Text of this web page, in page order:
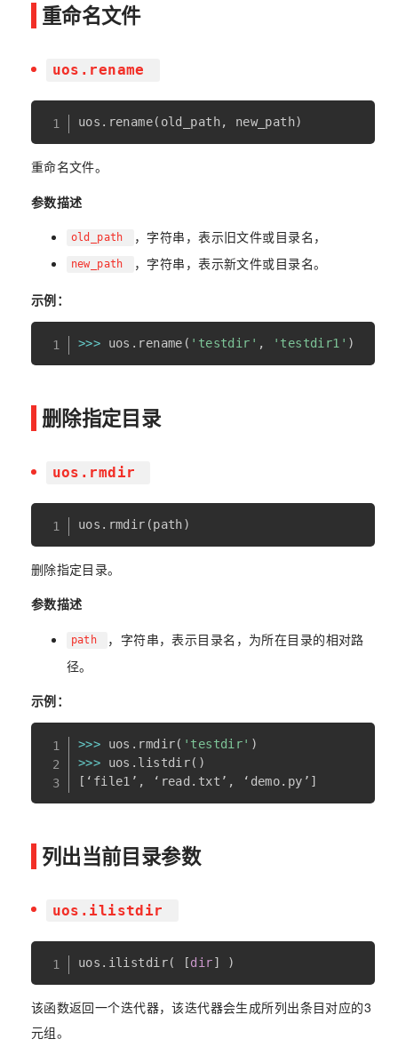
重命名文件
uos.rename
uos . rename( old_path, new_path)
重命名文件。
参数描述
old_path ，字符串，表示旧文件或目录名，
new_path ，字符串，表示新文件或目录名。
示例：
>>> uos . rename ( 'testdir' , 'testdir1' )
删除指定目录
uos.rmdir
uos . rmdir (path)
删除指定目录。
参数描述
path
，字符串，表示目录名，为所在目录的相对路
径。
示例：
>>> uos . rmdir( 'testdir' )
>>> uos . listdir( )
[ ‘file1’ , ‘read . txt’ , ‘demo. py’ ]
列出当前目录参数
uos.ilistdir
uos . ilistdir( [dir] )
该函数返回一个迭代器，该迭代器会生成所列出条目对应的3
元组。